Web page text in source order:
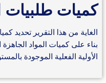
كميات طلبيات
الغاية من هذا التقرير تحديد
بناء على كميات المواد
الأولية الفعلية الموجودة